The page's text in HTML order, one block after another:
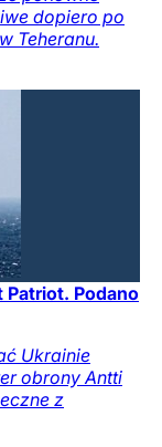
dopiero po
Teheranu.
Patriot. Podano
Ukrainie
obrony Antti
z